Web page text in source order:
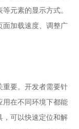
元素的显示方式。
面加载速度、调整广
重要。开发者需要针
用在不同环境下都能
，可以快速定位和解